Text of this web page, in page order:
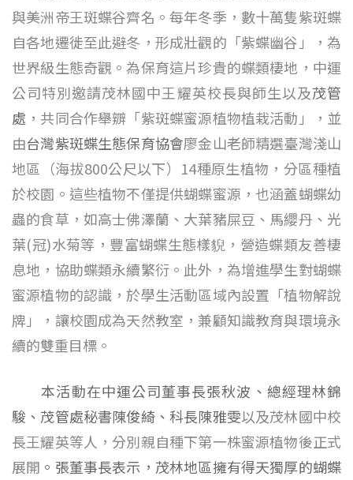
與美洲帝王斑蝶谷齊名。每年冬季，數十萬隻紫斑蝶
自各地遷徙至此避冬，形成壯觀的「紫蝶幽谷」，為
世界級生態奇觀。為保育這片珍貴的蝶類棲地，中運
公司特別邀請茂林國中王耀英校長與師生以及茂管
處 ，共同合作舉辧「紫斑蝶蜜源植物植栽活動」，並
由台灣紫斑蝶生態保育協會廖金山老師精選臺灣淺山
地區（海拔800公尺以下）14種原生植物，分區種植
於校園。這些植物不僅提供蝴蝶蜜源，也涵蓋蝴蝶幼
蟲的食草，如高士佛澤蘭、大葉豬屎豆、馬纓丹、光
葉(冠)水菊等，豐富蝴蝶生態樣貎，營造蝶類友善棲
息地，協助蝶類永續繁衍。此外，為增進學生對蝴蝶
蜜源植物的認識，於學生活動區域內設置「植物解說
牌」，讓校園成為天然教室，兼顧知識教育與環境永
續的雙重目標。
本活動在中運公司董事長張秋波、總經理林錦
駿、茂管處秘書陳俊綺、科長陳雅雯以及茂林國中校
長王耀英等人，分別親自種下第一株蜜源植物後正式
展開 。張董事長表示，茂林地區擁有得天獨厚的蝴蝶